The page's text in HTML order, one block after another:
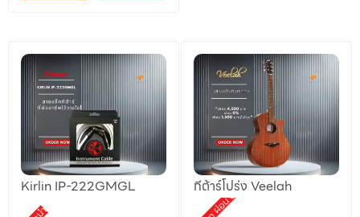
Kirlin IP-222GMGL กีต้าร์โปร่ง Veelah